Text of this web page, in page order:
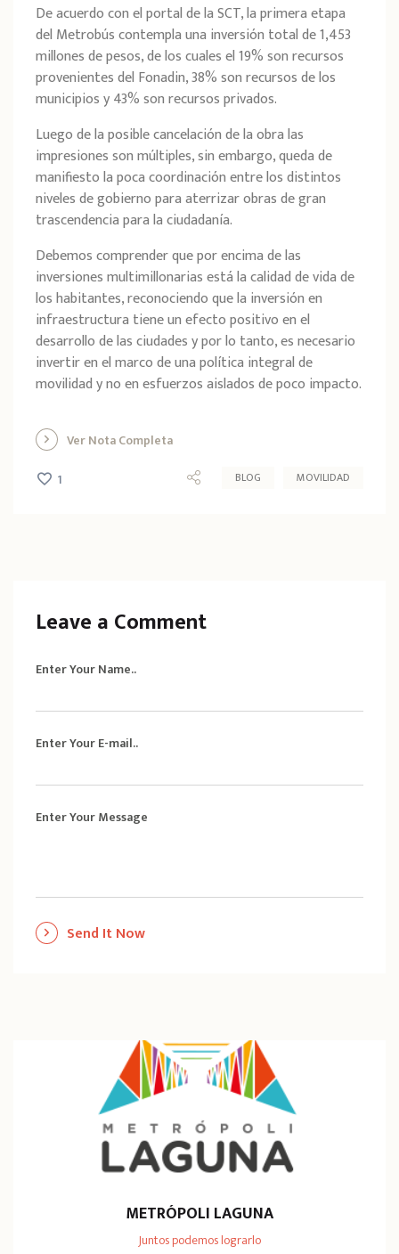
De acuerdo con el portal de la SCT, la primera etapa
del Metrobús contempla una inversión total de 1,453
millones de pesos, de los cuales el 19% son recursos
provenientes del Fonadin, 38% son recursos de los
municipios y 43% son recursos privados.
Luego de la posible cancelación de la obra las
impresiones son múltiples, sin embargo, queda de
manifiesto la poca coordinación entre los distintos
niveles de gobierno para aterrizar obras de gran
trascendencia para la ciudadanía.
Debemos comprender que por encima de las
inversiones multimillonarias está la calidad de vida de
los habitantes, reconociendo que la inversión en
infraestructura tiene un efecto positivo en el
desarrollo de las ciudades y por lo tanto, es necesario
invertir en el marco de una política integral de
movilidad y no en esfuerzos aislados de poco impacto.
Ver Nota Completa
1
BLOG MOVILIDAD
Leave a Comment
Enter Your Name..
Enter Your E-mail..
Enter Your Message
Send It Now
METRÓPOLI LAGUNA
Juntos podemos lograrlo